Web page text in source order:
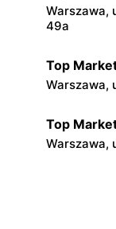
Warszawa,
49a
Top
Warszawa,
Top
Warszawa,